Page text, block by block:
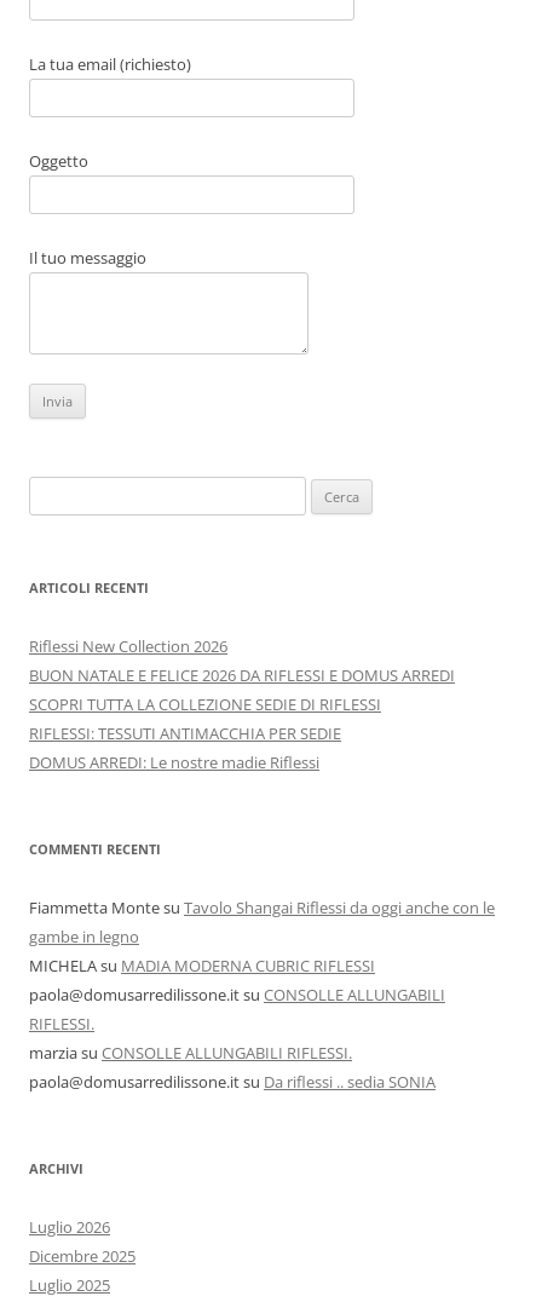
La tua email (richiesto)
Oggetto
Il tuo messaggio
per:
ARTICOLI RECENTI
Riflessi New Collection 2026
BUON NATALE E FELICE 2026 DA RIFLESSI E DOMUS ARREDI
SCOPRI TUTTA LA COLLEZIONE SEDIE DI RIFLESSI
RIFLESSI: TESSUTI ANTIMACCHIA PER SEDIE
DOMUS ARREDI: Le nostre madie Riflessi
COMMENTI RECENTI
Fiammetta Montesu Tavolo Shangai Riflessi da oggi anche con le
gambe in legno
MICHELAsu MADIA MODERNA CUBRIC RIFLESSI
paola@domusarredilissone.itsu CONSOLLE ALLUNGABILI
RIFLESSI.
marziasu CONSOLLE ALLUNGABILI RIFLESSI.
paola@domusarredilissone.itsu Da riflessi .. sedia SONIA
ARCHIVI
Luglio 2026
Dicembre 2025
Luglio 2025